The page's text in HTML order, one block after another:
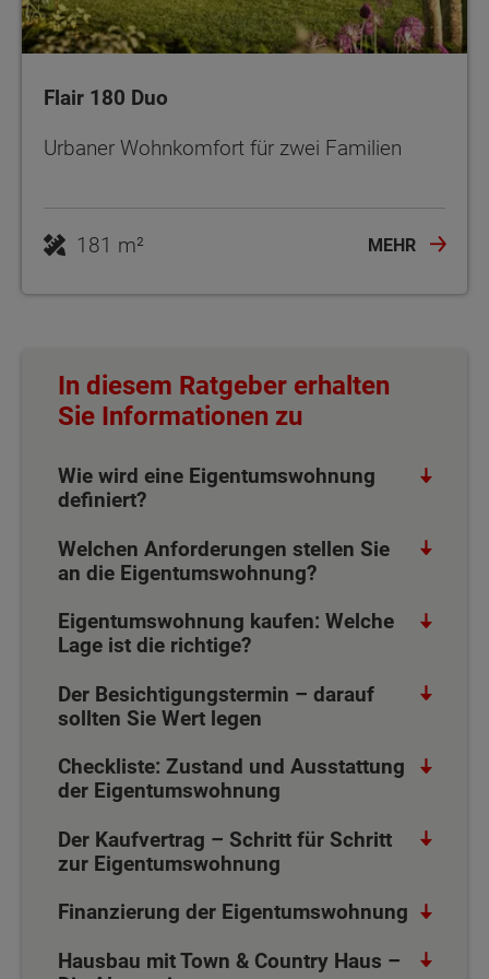
Flair 180 Duo
Urbaner Wohnkomfort für zwei Familien
181 m² MEHR
In diesem Ratgeber erhalten
Sie Informationen zu
Wie wird eine Eigentumswohnung
definiert?
Welchen Anforderungen stellen Sie
an die Eigentumswohnung?
Eigentumswohnung kaufen: Welche
Lage ist die richtige?
Der Besichtigungstermin – darauf
sollten Sie Wert legen
Checkliste: Zustand und Ausstattung
der Eigentumswohnung
Der Kaufvertrag – Schritt für Schritt
zur Eigentumswohnung
Finanzierung der Eigentumswohnung
Hausbau mit Town & Country Haus –